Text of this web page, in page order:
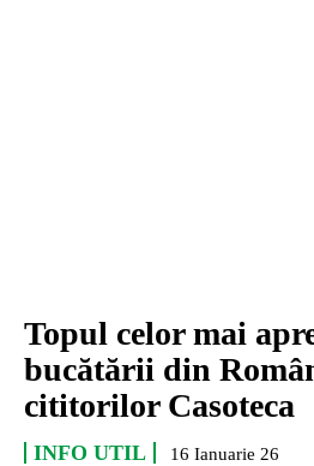
Topul celor mai
bucătării din
cititorilor Casoteca
INFO UTIL 16 Ianuarie 26